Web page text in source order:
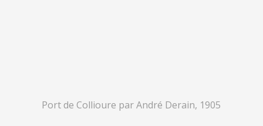
Port de Collioure par André Derain, 1905